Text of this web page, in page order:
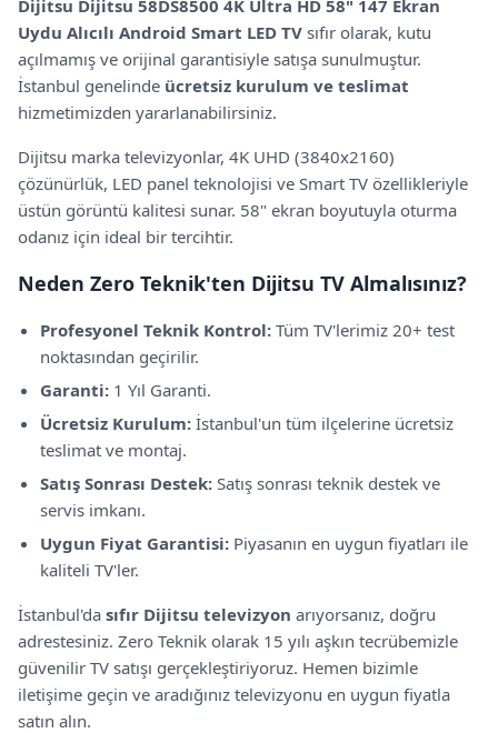
Dijitsu Dijitsu 58DS8500 4K Ultra HD 58" 147 Ekran
Uydu Alıcılı Android Smart LED TV sıfır olarak, kutu
açılmamış ve orijinal garantisiyle satışa sunulmuştur.
İstanbul genelinde ücretsiz kurulum ve teslimat
hizmetimizden yararlanabilirsiniz.
Dijitsu marka televizyonlar, 4K UHD (3840x2160)
çözünürlük, LED panel teknolojisi ve Smart TV özellikleriyle
üstün görüntü kalitesi sunar. 58" ekran boyutuyla oturma
odanız için ideal bir tercihtir.
Neden Zero Teknik'ten Dijitsu TV Almalısınız?
Profesyonel Teknik Kontrol: Tüm TV'lerimiz 20+ test
noktasından geçirilir.
Garanti: 1 Yıl Garanti.
Ücretsiz Kurulum: İstanbul'un tüm ilçelerine ücretsiz
teslimat ve montaj.
Satış Sonrası Destek: Satış sonrası teknik destek ve
servis imkanı.
Uygun Fiyat Garantisi: Piyasanın en uygun fiyatları ile
kaliteli TV'ler.
İstanbul'da sıfır Dijitsu televizyon arıyorsanız, doğru
adrestesiniz. Zero Teknik olarak 15 yılı aşkın tecrübemizle
güvenilir TV satışı gerçekleştiriyoruz. Hemen bizimle
iletişime geçin ve aradığınız televizyonu en uygun fiyatla
satın alın.